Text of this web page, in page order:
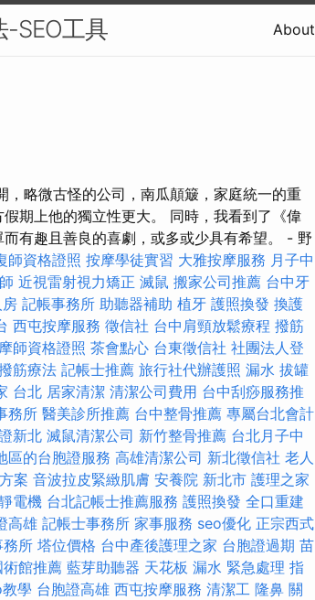
-SEO工具 About
略微古怪的公司，南瓜顛簸，家庭統一的重
期上他的獨立性更大。 同時，我看到了《偉
有趣且善良的喜劇，或多或少具有希望。 - 野
師資格證照 按摩學徒實習 大雅按摩服務 月子中
近視雷射視力矯正 滅鼠 搬家公司推薦 台中牙
記帳事務所 助聽器補助 植牙 護照換發 換護
西屯按摩服務 徵信社 台中肩頸放鬆療程 撥筋
師資格證照 茶會點心 台東徵信社 社團法人登
筋療法 記帳士推薦 旅行社代辦護照 漏水 拔罐
台北 居家清潔 清潔公司費用 台中刮痧服務推
務所 醫美診所推薦 台中整骨推薦 專屬台北會計
新北 滅鼠清潔公司 新竹整骨推薦 台北月子中
區的台胞證服務 高雄清潔公司 新北徵信社 老人
案 音波拉皮緊緻肌膚 安養院 新北市 護理之家
電機 台北記帳士推薦服務 護照換發 全口重建
高雄 記帳士事務所 家事服務 seo優化 正宗西式
務所 塔位價格 台中產後護理之家 台胞證過期 苗
術館推薦 藍芽助聽器 天花板 漏水 緊急處理 指
學 台胞證高雄 西屯按摩服務 清潔工 隆鼻 關